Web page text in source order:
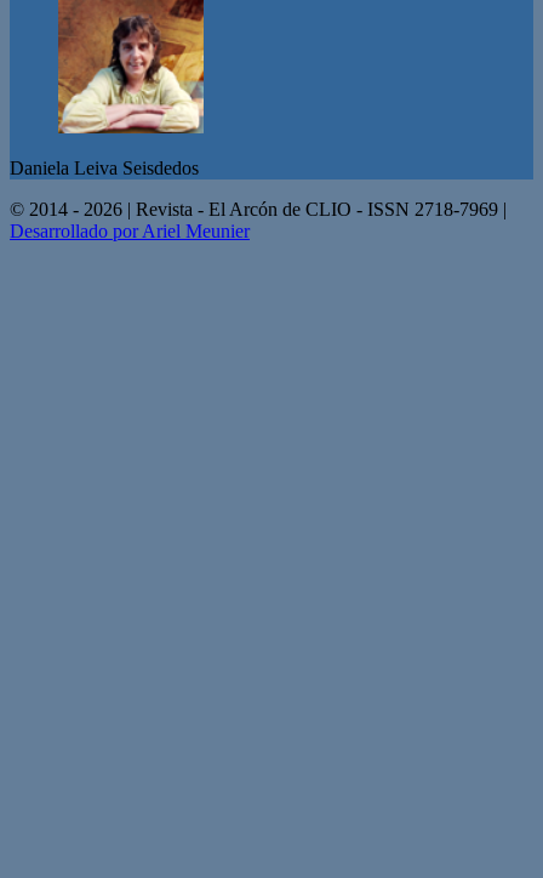
Daniela Leiva Seisdedos
© 2014 - 2026 | Revista - El Arcón de CLIO - ISSN 2718-7969 |
Desarrollado por Ariel Meunier